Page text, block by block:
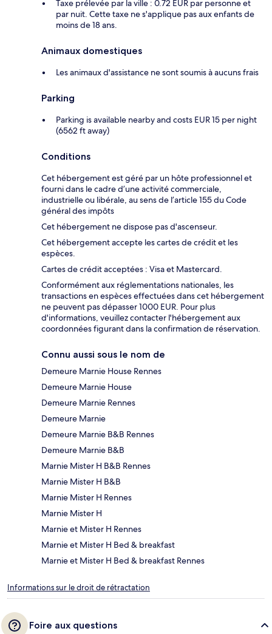
Taxe prélevée par la ville : 0.72 EUR par personne et
par nuit. Cette taxe ne s'applique pas aux enfants de
moins de 18 ans.
Animaux domestiques
Les animaux d'assistance ne sont soumis à aucuns frais
Parking
Parking is available nearby and costs EUR 15 per night
(6562 ft away)
Conditions
Cet hébergement est géré par un hôte professionnel et
fourni dans le cadre d’une activité commerciale,
industrielle ou libérale, au sens de l’article 155 du Code
général des impôts
Cet hébergement ne dispose pas d'ascenseur.
Cet hébergement accepte les cartes de crédit et les
espèces.
Cartes de crédit acceptées : Visa et Mastercard.
Conformément aux réglementations nationales, les
transactions en espèces effectuées dans cet hébergement
ne peuvent pas dépasser 1000 EUR. Pour plus
d'informations, veuillez contacter l'hébergement aux
coordonnées figurant dans la confirmation de réservation.
Connu aussi sous le nom de
Demeure Marnie House Rennes
Demeure Marnie House
Demeure Marnie Rennes
Demeure Marnie
Demeure Marnie B&B Rennes
Demeure Marnie B&B
Marnie Mister H B&B Rennes
Marnie Mister H B&B
Marnie Mister H Rennes
Marnie Mister H
Marnie et Mister H Rennes
Marnie et Mister H Bed & breakfast
Marnie et Mister H Bed & breakfast Rennes
Informations sur le droit de rétractation
Foire aux questions